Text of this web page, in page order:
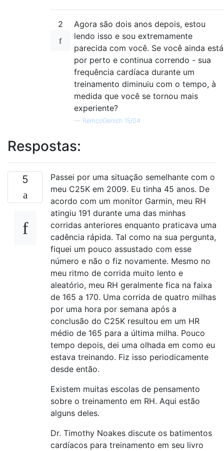
2
Agora são dois anos depois, estou
lendo isso e sou extremamente
parecida com você. Se você ainda está
por perto e continua correndo - sua
frequência cardíaca durante um
treinamento diminuiu com o tempo, à
medida que você se tornou mais
experiente?
— RemcoGerlich 15/04
Respostas:
5
Passei por uma situação semelhante com o
meu C25K em 2009. Eu tinha 45 anos. De
acordo com um monitor Garmin, meu RH
atingiu 191 durante uma das minhas
corridas anteriores enquanto praticava uma
cadência rápida. Tal como na sua pergunta,
fiquei um pouco assustado com esse
número e não o fiz novamente. Mesmo no
meu ritmo de corrida muito lento e
aleatório, meu RH geralmente fica na faixa
de 165 a 170. Uma corrida de quatro milhas
por uma hora por semana após a
conclusão do C25K resultou em um HR
médio de 165 para a última milha. Pouco
tempo depois, dei uma olhada em como eu
estava treinando. Fiz isso periodicamente
desde então.
Existem muitas escolas de pensamento
sobre o treinamento em RH. Aqui estão
alguns deles.
Dr. Timothy Noakes discute os batimentos
cardíacos para treinamento em seu livro